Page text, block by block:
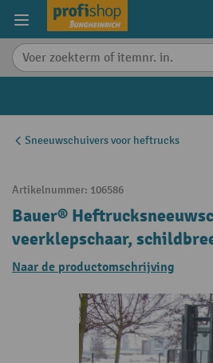
content
Sneeuwschuivers voor heftrucks
Artikelnummer: 106586
Bauer®
veerklepschaar,
Naar de productomschrijving